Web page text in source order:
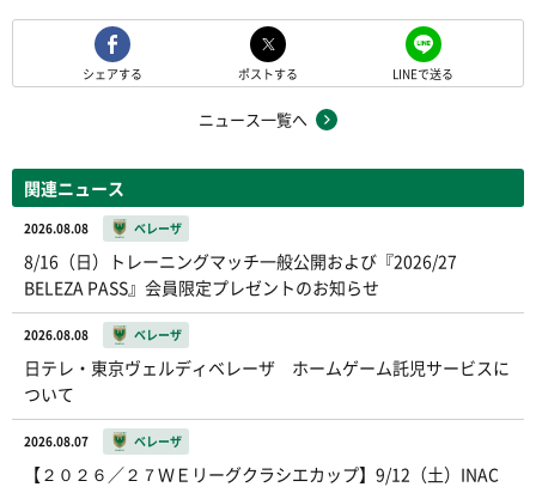
シェアする ポストする LINEで送る
ニュース一覧へ
関連ニュース
2026.08.08 ベレーザ
8/16（日）トレーニングマッチ一般公開および『2026/27
BELEZA PASS』会員限定プレゼントのお知らせ
2026.08.08 ベレーザ
日テレ・東京ヴェルディベレーザ ホームゲーム託児サービスに
ついて
2026.08.07 ベレーザ
【２０２６／２７ＷＥリーグクラシエカップ】9/12（土）INAC